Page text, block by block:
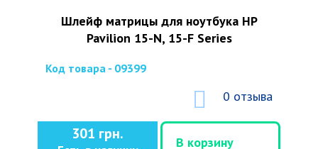
Шлейф матрицы для ноутбука HP
Pavilion 15-N, 15-F Series
Код товара - 09399
0 отзыва
301 грн. В корзину